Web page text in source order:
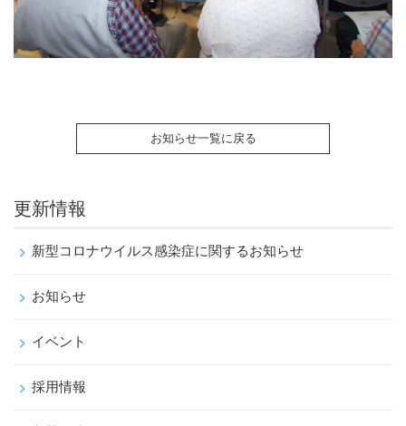
お知らせ一覧に戻る
更新情報
新型コロナウイルス感染症に関するお知らせ
お知らせ
イベント
採用情報